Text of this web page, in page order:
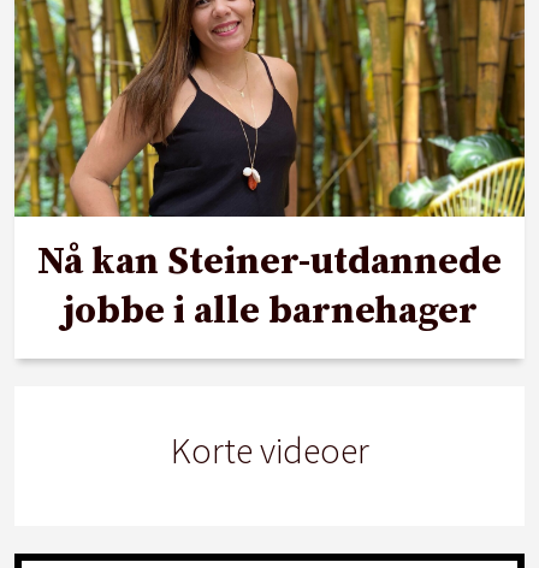
Nå kan Steiner-utdannede
jobbe i alle barnehager
Korte videoer